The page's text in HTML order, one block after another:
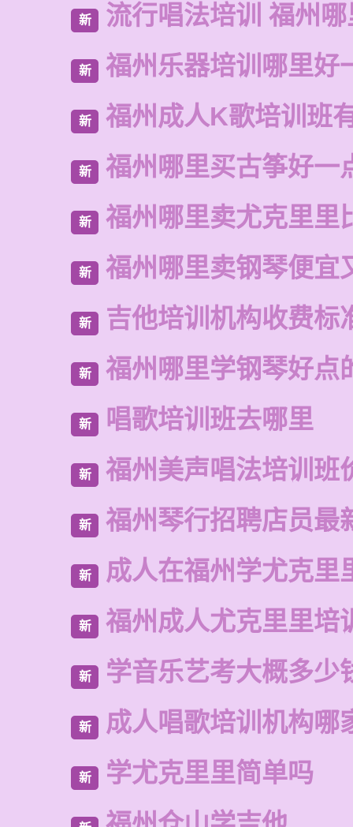
新 流行唱法培训 福州
新 福州乐器培训哪里好
新 福州成人K歌培训班
新 福州哪里买古筝好一
新 福州哪里卖尤克里里
新 福州哪里卖钢琴便宜
新 吉他培训机构收费标
新 福州哪里学钢琴好点
新 唱歌培训班去哪里
新 福州美声唱法培训班
新 福州琴行招聘店员最
新 成人在福州学尤克里
新 福州成人尤克里里培
新 学音乐艺考大概多少
新 成人唱歌培训机构哪
新 学尤克里里简单吗